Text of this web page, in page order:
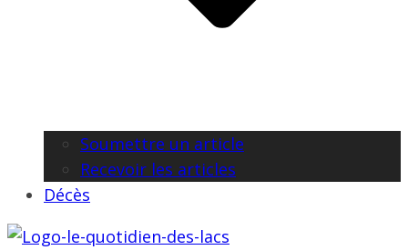
Soumettre un article
Recevoir les articles
Décès